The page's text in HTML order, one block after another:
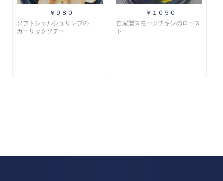
￥９８０
ソフトシェルシュリンプの
ガーリックソテー
￥１０５０
自家製スモークチキンのロース
ト